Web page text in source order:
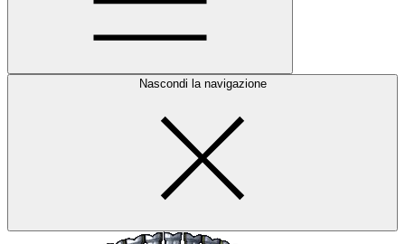
Nascondi la navigazione